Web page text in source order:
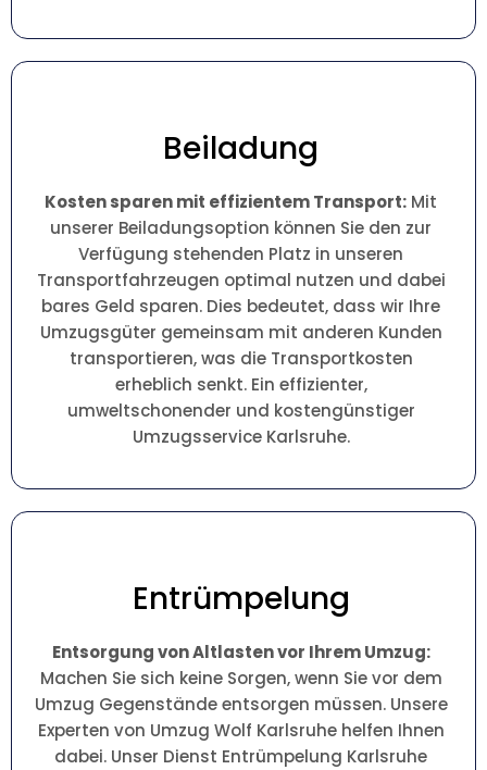
Beiladung
Kosten sparen mit effizientem Transport: Mit
unserer Beiladungsoption können Sie den zur
Verfügung stehenden Platz in unseren
Transportfahrzeugen optimal nutzen und dabei
bares Geld sparen. Dies bedeutet, dass wir Ihre
Umzugsgüter gemeinsam mit anderen Kunden
transportieren, was die Transportkosten
erheblich senkt. Ein effizienter,
umweltschonender und kostengünstiger
Umzugsservice Karlsruhe.
Entrümpelung
Entsorgung von Altlasten vor Ihrem Umzug:
Machen Sie sich keine Sorgen, wenn Sie vor dem
Umzug Gegenstände entsorgen müssen. Unsere
Experten von Umzug Wolf Karlsruhe helfen Ihnen
dabei. Unser Dienst Entrümpelung Karlsruhe